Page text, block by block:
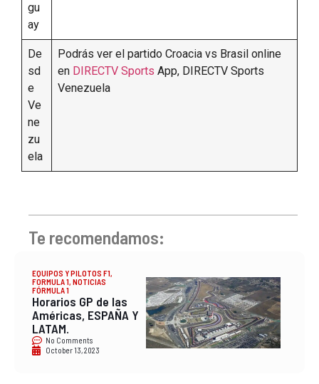
gu
ay
De
sd
e
Ve
ne
zu
ela
Podrás ver el partido Croacia vs Brasil online
en DIRECTV Sports App, DIRECTV Sports
Venezuela
Te recomendamos:
EQUIPOS Y PILOTOS F1,
FORMULA 1, NOTICIAS
FÓRMULA 1
Horarios GP de las
Américas, ESPAÑA Y
LATAM.
No Comments
October 13, 2023